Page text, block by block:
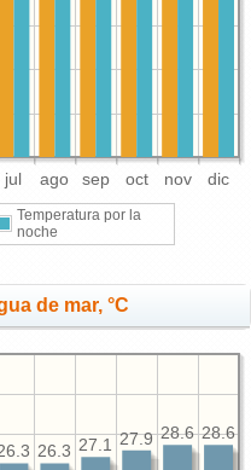
jul ago sep oct nov dic
Temperatura por la
noche
de mar, °C
28.6
28.6
27.9
27.1
26.3